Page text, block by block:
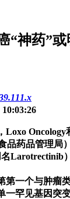
“神药”
Loxo
品药品管理局
Larotrectinib
第一个与肿瘤
一罕见基因突